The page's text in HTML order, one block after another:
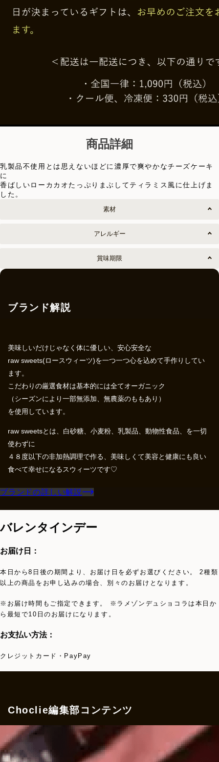
商品詳細
乳製品不使用とは思えないほどに濃厚で爽やかなチーズケーキ
に
香ばしいローカカオたっぷりまぶしてティラミス風に仕上げま
した。
素材
アレルギー
賞味期限
ブランド解説
美味しいだけじゃなく体に優しい、安心安全な
raw sweets(ロースウィーツ)を一つ一つ心を込めて手作りしてい
ます。
こだわりの厳選食材は基本的には全てオーガニック
（シーズンにより一部無添加、無農薬のももあり）
を使用しています。
raw sweetsとは、白砂糖、小麦粉、乳製品、動物性食品、を一切
使わずに
４８度以下の非加熱調理で作る、美味しくて美容と健康にも良い
食べて幸せになるスウィーツです♡
ブランドの詳しい解説
バレンタインデー
お届け日：
本日から8日後の期間より、お届け日を必ずお選びください。 2種類
以上の商品をお申し込みの場合、別々のお届けとなります。
※お届け時間もご指定できます。 ※ラメゾンデュショコラは本日か
ら最短で10日のお届けになります。
お支払い方法：
クレジットカード・PayPay
Choclie編集部コンテンツ